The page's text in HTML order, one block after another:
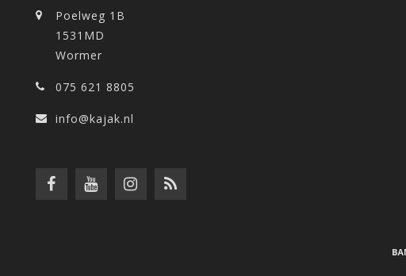
Poelweg 1B
1531MD
Wormer
075 621 8805
info@kajak.nl